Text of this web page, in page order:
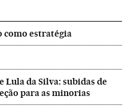
como estratégia
da Silva: subidas de
para as minorias